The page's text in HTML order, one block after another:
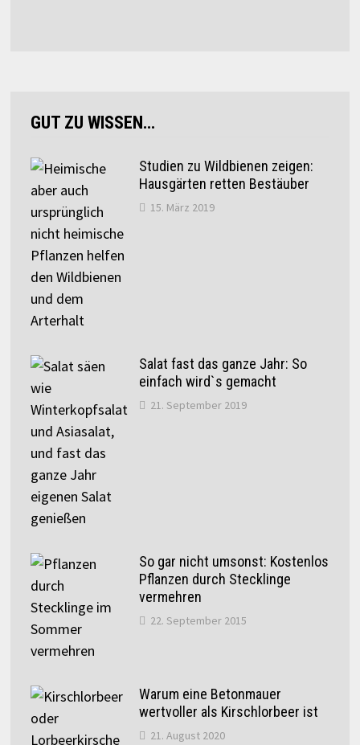
GUT ZU WISSEN…
Studien zu Wildbienen zeigen:
Hausgärten retten Bestäuber
15. März 2019
Salat fast das ganze Jahr: So
einfach wird`s gemacht
21. September 2019
So gar nicht umsonst: Kostenlos
Pflanzen durch Stecklinge
vermehren
22. September 2015
Warum eine Betonmauer
wertvoller als Kirschlorbeer ist
21. August 2020